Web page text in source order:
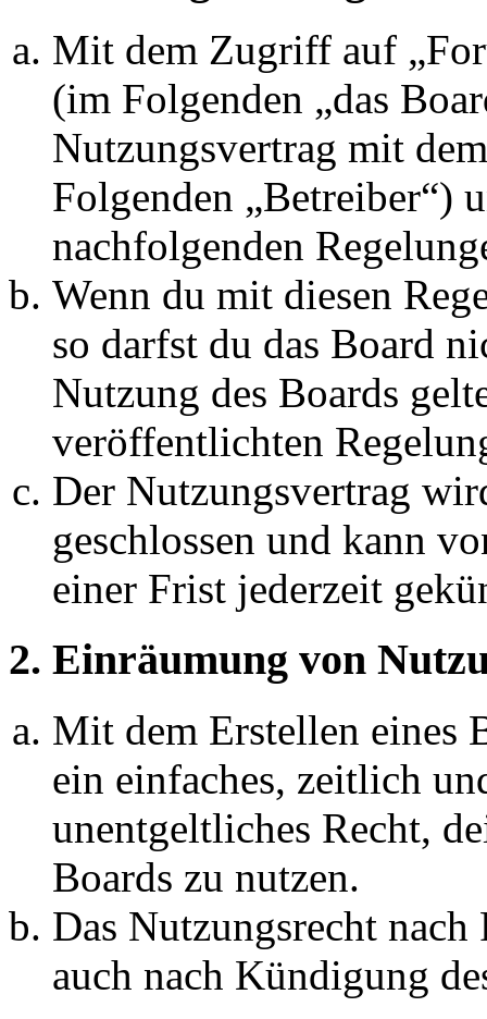
Mit dem Zugriff auf
(im Folgenden „das
Nutzungsvertrag mit
Folgenden „Betreiber“)
nachfolgenden
Wenn du mit diesen
so darfst du das Board
Nutzung des Boards
veröffentlichten
Der Nutzungsvertrag
geschlossen und kann
einer Frist jederzeit
2. Einräumung von
Mit dem Erstellen eines
ein einfaches, zeitlich
unentgeltliches Recht,
Boards zu nutzen.
Das Nutzungsrecht
auch nach Kündigung